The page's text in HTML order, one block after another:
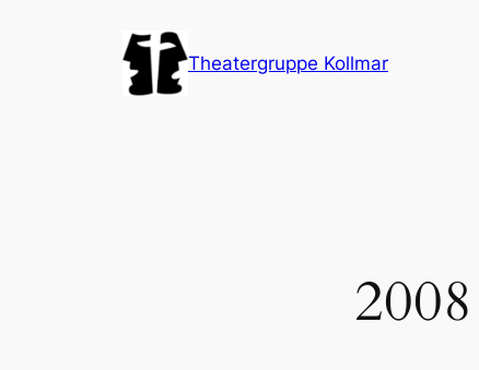
Theatergruppe Kollmar